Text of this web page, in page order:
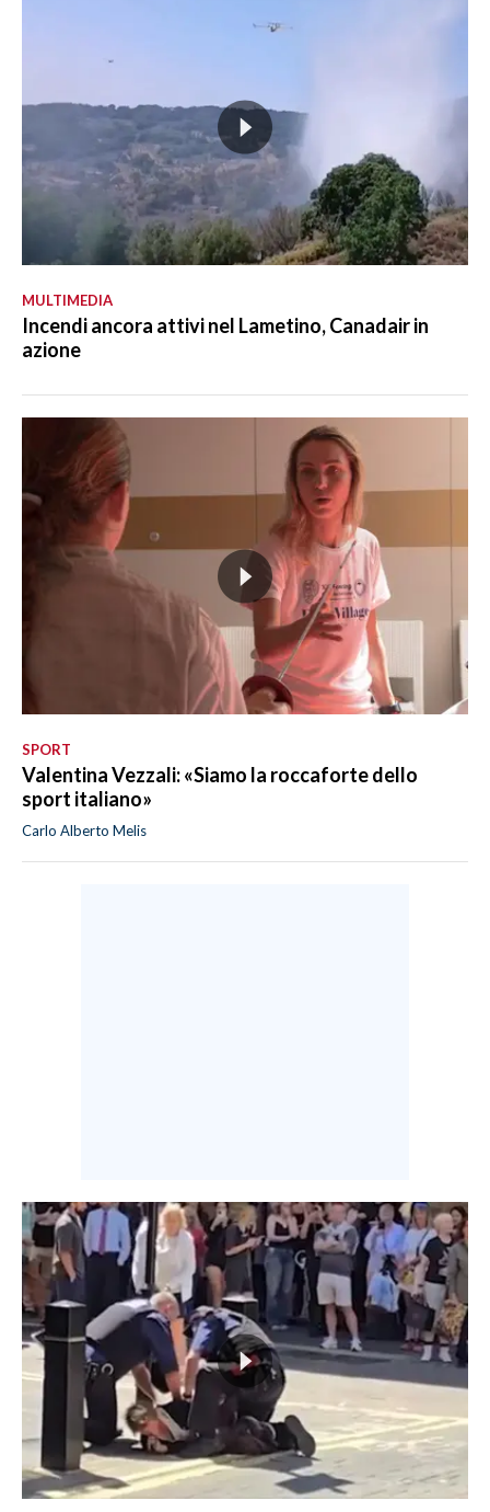
MULTIMEDIA
Incendi ancora attivi nel Lametino, Canadair in
azione
SPORT
Valentina Vezzali: «Siamo la roccaforte dello
sport italiano»
Carlo Alberto Melis